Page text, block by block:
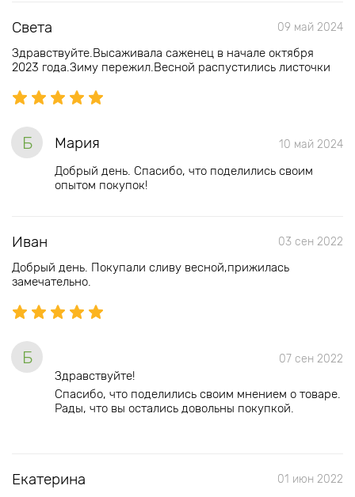
Света 09 май 2024
Здравствуйте.Высаживала саженец в начале октября
2023 года.Зиму пережил.Весной распустились листочки
Б Мария 10 май 2024
Добрый день. Спасибо, что поделились своим
опытом покупок!
Иван 03 сен 2022
Добрый день. Покупали сливу весной,прижилась
замечательно.
Б 07 сен 2022
Здравствуйте!
Спасибо, что поделились своим мнением о товаре.
Рады, что вы остались довольны покупкой.
Екатерина 01 июн 2022